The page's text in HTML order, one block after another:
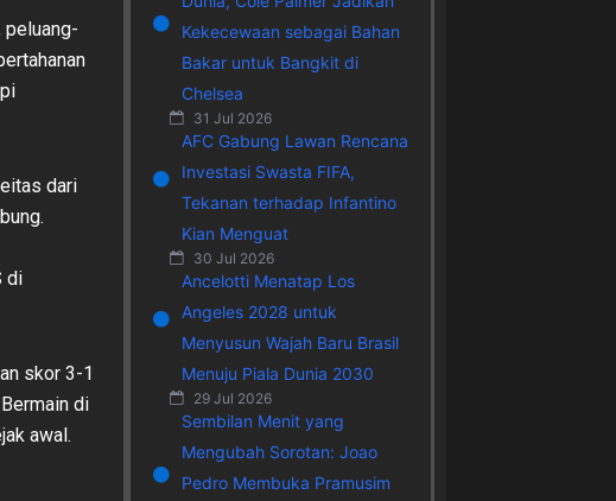
peluang-
dari
di
skor 3-1
di
awal.
Kekecewaan sebagai Bahan
Bakar untuk Bangkit di
Chelsea
31 Jul 2026
AFC Gabung Lawan Rencana
Investasi Swasta FIFA,
Tekanan terhadap Infantino
Kian Menguat
30 Jul 2026
Ancelotti Menatap Los
Angeles 2028 untuk
Menyusun Wajah Baru Brasil
Menuju Piala Dunia 2030
29 Jul 2026
Sembilan Menit yang
Mengubah Sorotan: Joao
Pedro Membuka Pramusim